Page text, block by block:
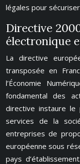
légales pour
Directive
électronique
La directive
transposée en
l’Économie
fondamental des
directive instaure le
services de la
entreprises de
européenne sous
pays